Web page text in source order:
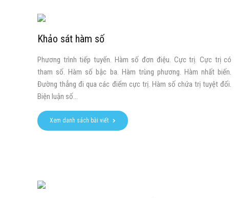
Khảo sát hàm số
Phương trình tiếp tuyến. Hàm số đơn điệu. Cực trị. Cực trị có
tham số. Hàm số bậc ba. Hàm trùng phương. Hàm nhất biến.
Đường thẳng đi qua các điểm cực trị. Hàm số chứa trị tuyệt đối.
Biện luận số...
Xem danh sách bài viết